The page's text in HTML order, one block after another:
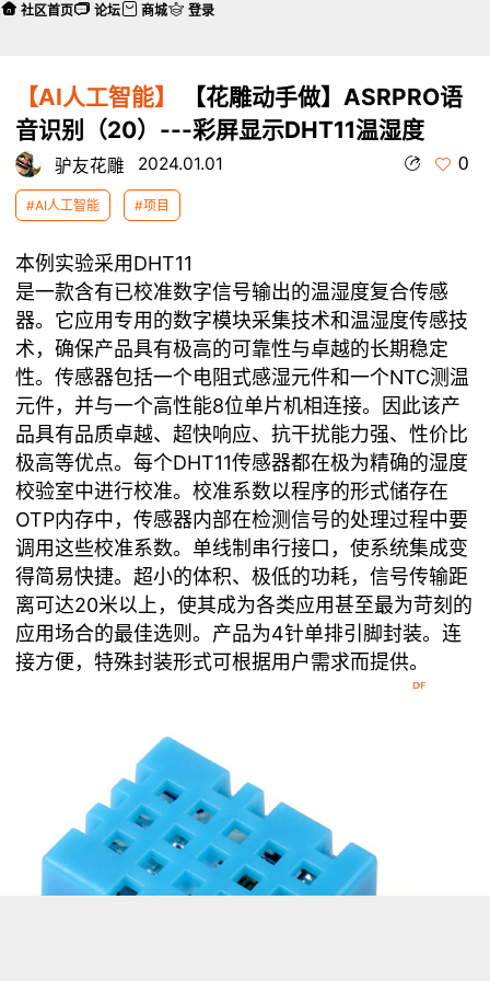
【AI人工智能】
【花雕动手做】ASRPRO语
音识别（20）---彩屏显示DHT11温湿度
驴友花雕 2024.01.01 0
#AI人工智能 #项目
本例实验采用DHT11
是一款含有已校准数字信号输出的温湿度复合传感
器。它应用专用的数字模块采集技术和温湿度传感技
术，确保产品具有极高的可靠性与卓越的长期稳定
性。传感器包括一个电阻式感湿元件和一个NTC测温
元件，并与一个高性能8位单片机相连接。因此该产
品具有品质卓越、超快响应、抗干扰能力强、性价比
极高等优点。每个DHT11传感器都在极为精确的湿度
校验室中进行校准。校准系数以程序的形式储存在
OTP内存中，传感器内部在检测信号的处理过程中要
调用这些校准系数。单线制串行接口，使系统集成变
得简易快捷。超小的体积、极低的功耗，信号传输距
离可达20米以上，使其成为各类应用甚至最为苛刻的
应用场合的最佳选则。产品为4针单排引脚封装。连
接方便，特殊封装形式可根据用户需求而提供。
社区首页 论坛 商城 登录